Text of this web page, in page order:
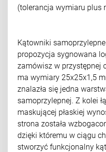
(tolerancja wymiaru plus
Kątowniki
propozycja sygnowana
zamówisz w przystępnej
ma wymiary 25x25x1,5
znalazła się jedna
samoprzylepnej. Z kolei
maskującej płaskiej
strona została
dzięki któremu w ciągu
stworzyć funkcjonalny